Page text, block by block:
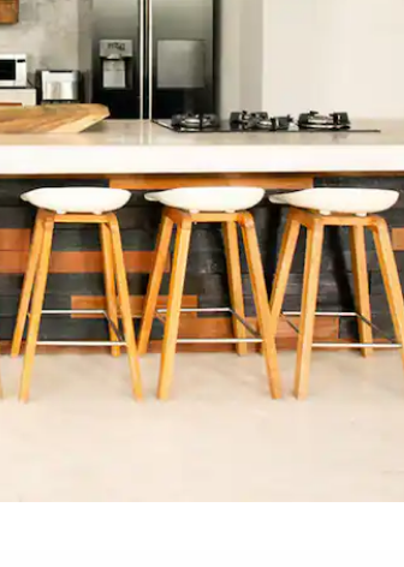
las teclas de las flechas hacia arriba y hacia